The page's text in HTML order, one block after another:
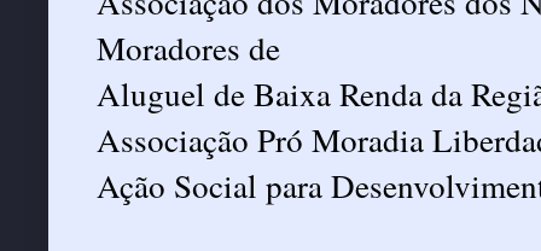
Moradores de
Aluguel de Baixa Renda da
Associação Pró Moradia
Ação Social para